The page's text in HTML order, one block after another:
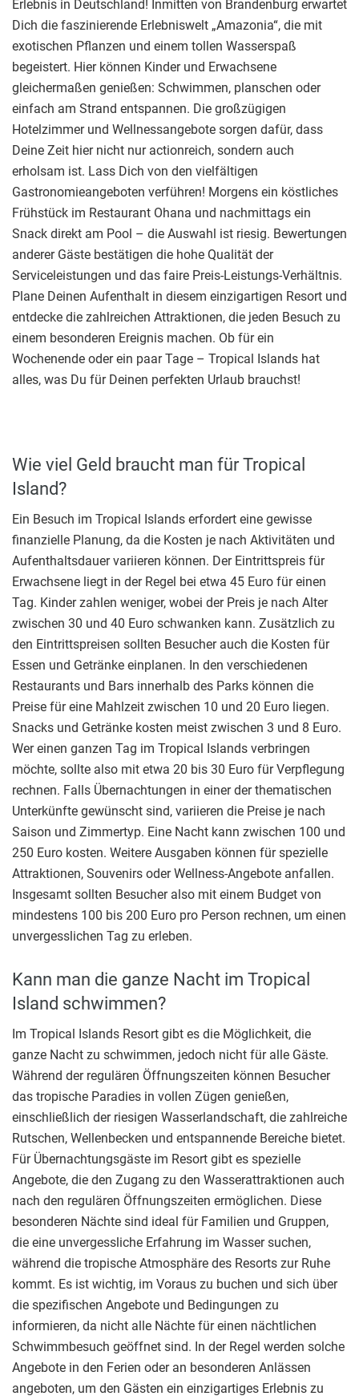
Erlebnis in Deutschland! Inmitten von Brandenburg erwartet
Dich die faszinierende Erlebniswelt „Amazonia“, die mit
exotischen Pflanzen und einem tollen Wasserspaß
begeistert. Hier können Kinder und Erwachsene
gleichermaßen genießen: Schwimmen, planschen oder
einfach am Strand entspannen. Die großzügigen
Hotelzimmer und Wellnessangebote sorgen dafür, dass
Deine Zeit hier nicht nur actionreich, sondern auch
erholsam ist. Lass Dich von den vielfältigen
Gastronomieangeboten verführen! Morgens ein köstliches
Frühstück im Restaurant Ohana und nachmittags ein
Snack direkt am Pool – die Auswahl ist riesig. Bewertungen
anderer Gäste bestätigen die hohe Qualität der
Serviceleistungen und das faire Preis-Leistungs-Verhältnis.
Plane Deinen Aufenthalt in diesem einzigartigen Resort und
entdecke die zahlreichen Attraktionen, die jeden Besuch zu
einem besonderen Ereignis machen. Ob für ein
Wochenende oder ein paar Tage – Tropical Islands hat
alles, was Du für Deinen perfekten Urlaub brauchst!
Wie viel Geld braucht man für Tropical
Island?
Ein Besuch im Tropical Islands erfordert eine gewisse
finanzielle Planung, da die Kosten je nach Aktivitäten und
Aufenthaltsdauer variieren können. Der Eintrittspreis für
Erwachsene liegt in der Regel bei etwa 45 Euro für einen
Tag. Kinder zahlen weniger, wobei der Preis je nach Alter
zwischen 30 und 40 Euro schwanken kann. Zusätzlich zu
den Eintrittspreisen sollten Besucher auch die Kosten für
Essen und Getränke einplanen. In den verschiedenen
Restaurants und Bars innerhalb des Parks können die
Preise für eine Mahlzeit zwischen 10 und 20 Euro liegen.
Snacks und Getränke kosten meist zwischen 3 und 8 Euro.
Wer einen ganzen Tag im Tropical Islands verbringen
möchte, sollte also mit etwa 20 bis 30 Euro für Verpflegung
rechnen. Falls Übernachtungen in einer der thematischen
Unterkünfte gewünscht sind, variieren die Preise je nach
Saison und Zimmertyp. Eine Nacht kann zwischen 100 und
250 Euro kosten. Weitere Ausgaben können für spezielle
Attraktionen, Souvenirs oder Wellness-Angebote anfallen.
Insgesamt sollten Besucher also mit einem Budget von
mindestens 100 bis 200 Euro pro Person rechnen, um einen
unvergesslichen Tag zu erleben.
Kann man die ganze Nacht im Tropical
Island schwimmen?
Im Tropical Islands Resort gibt es die Möglichkeit, die
ganze Nacht zu schwimmen, jedoch nicht für alle Gäste.
Während der regulären Öffnungszeiten können Besucher
das tropische Paradies in vollen Zügen genießen,
einschließlich der riesigen Wasserlandschaft, die zahlreiche
Rutschen, Wellenbecken und entspannende Bereiche bietet.
Für Übernachtungsgäste im Resort gibt es spezielle
Angebote, die den Zugang zu den Wasserattraktionen auch
nach den regulären Öffnungszeiten ermöglichen. Diese
besonderen Nächte sind ideal für Familien und Gruppen,
die eine unvergessliche Erfahrung im Wasser suchen,
während die tropische Atmosphäre des Resorts zur Ruhe
kommt. Es ist wichtig, im Voraus zu buchen und sich über
die spezifischen Angebote und Bedingungen zu
informieren, da nicht alle Nächte für einen nächtlichen
Schwimmbesuch geöffnet sind. In der Regel werden solche
Angebote in den Ferien oder an besonderen Anlässen
angeboten, um den Gästen ein einzigartiges Erlebnis zu